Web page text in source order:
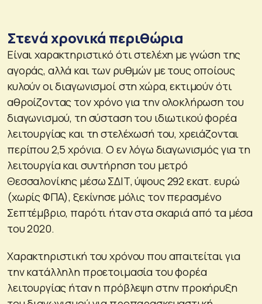
Στενά χρονικά περιθώρια
Είναι χαρακτηριστικό ότι στελέχη με γνώση της
αγοράς, αλλά και των ρυθμών με τους οποίους
κυλούν οι διαγωνισμοί στη χώρα, εκτιμούν ότι
αθροίζοντας τον χρόνο για την ολοκλήρωση του
διαγωνισμού, τη σύσταση του ιδιωτικού φορέα
λειτουργίας και τη στελέχωσή του, χρειάζονται
περίπου 2,5 χρόνια. Ο εν λόγω διαγωνισμός για τη
λειτουργία και συντήρηση του μετρό
Θεσσαλονίκης μέσω ΣΔΙΤ, ύψους 292 εκατ. ευρώ
(χωρίς ΦΠΑ), ξεκίνησε μόλις τον περασμένο
Σεπτέμβριο, παρότι ήταν στα σκαριά από τα μέσα
του 2020.
Χαρακτηριστική του χρόνου που απαιτείται για
την κατάλληλη προετοιμασία του φορέα
λειτουργίας ήταν η πρόβλεψη στην προκήρυξη